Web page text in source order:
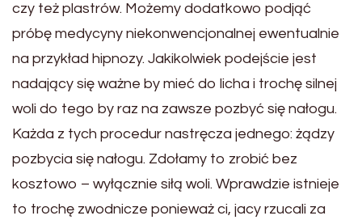
czy też plastrów. Możemy dodatkowo podjąć
próbę medycyny niekonwencjonalnej ewentualnie
na przykład hipnozy. Jakikolwiek podejście jest
nadający się ważne by mieć do licha i trochę silnej
woli do tego by raz na zawsze pozbyć się nałogu.
Każda z tych procedur nastręcza jednego: żądzy
pozbycia się nałogu. Zdołamy to zrobić bez
kosztowo – wyłącznie siłą woli. Wprawdzie istnieje
to trochę zwodnicze ponieważ ci, jacy rzucali za